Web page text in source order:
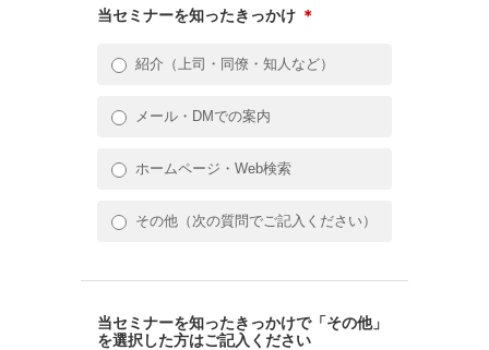
当セミナーを知ったきっかけ ＊
紹介（上司・同僚・知人など）
メール・DMでの案内
ホームページ・Web検索
その他（次の質問でご記入ください）
当セミナーを知ったきっかけで「その他」
を選択した方はご記入ください